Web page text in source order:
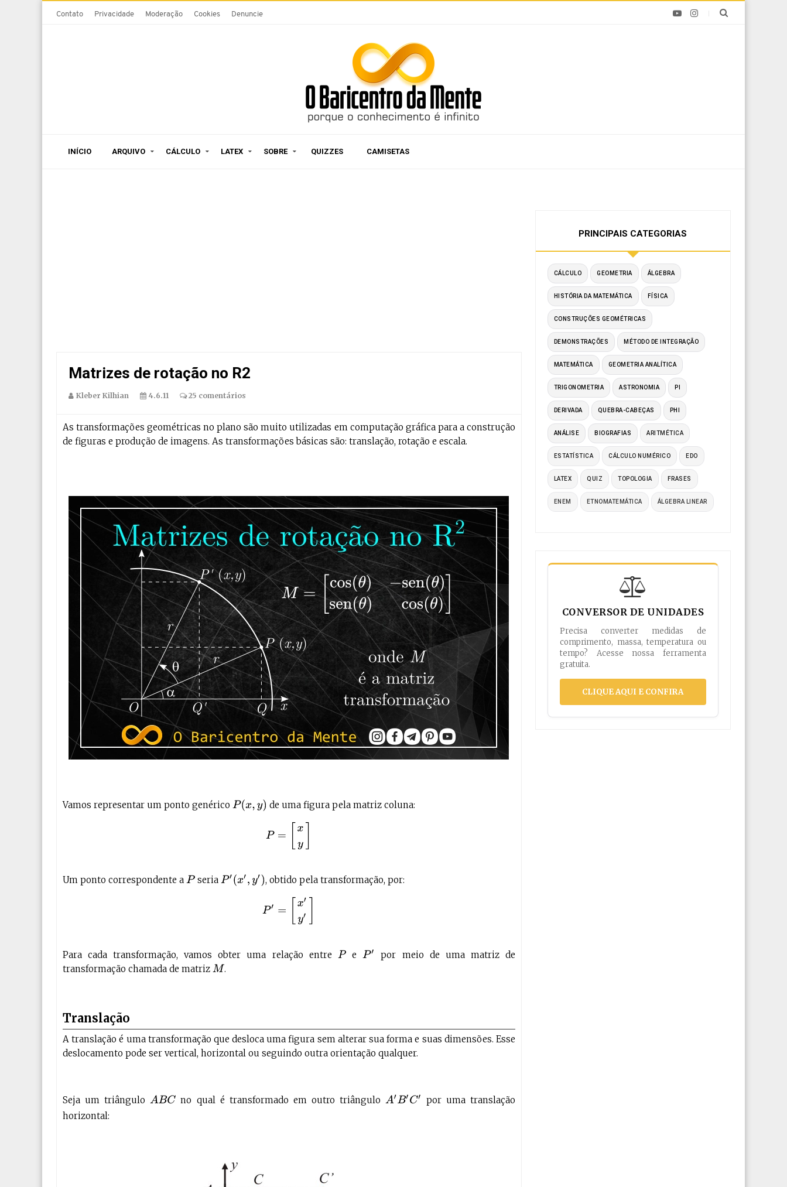
Contato Privacidade Moderação Cookies Denuncie
INÍCIO ARQUIVO CÁLCULO LATEX SOBRE QUIZZES CAMISETAS
Matrizes de rotação no R2
Kleber Kilhian 4.6.11 25 comentários
As transformações geométricas no plano são muito utilizadas em computação gráfica para a construção
de figuras e produção de imagens. As transformações básicas são: translação, rotação e escala.
Vamos representar um ponto genérico P(x,y)
de uma figura pela matriz coluna:
xy]
Um ponto correspondente a P seria P′(x′,y′ )
, obtido pela transformação, por:
P
x′y′]
Para cada transformação, vamos obter uma relação entre P eP′
por meio de uma matriz de
transformação chamada de matriz M .
Translação
A translação é uma transformação que desloca uma figura sem alterar sua forma e suas dimensões. Esse
deslocamento pode ser vertical, horizontal ou seguindo outra orientação qualquer.
Seja um triânguloABC no qual é transformado em outro triânguloA′B′C′
por uma translação
horizontal:
PRINCIPAIS CATEGORIAS
CÁLCULO GEOMETRIA ÁLGEBRA
HISTÓRIA DA MATEMÁTICA FÍSICA
CONSTRUÇÕES GEOMÉTRICAS
DEMONSTRAÇÕES MÉTODO DE INTEGRAÇÃO
MATEMÁTICA GEOMETRIA ANALÍTICA
TRIGONOMETRIA ASTRONOMIA PI
DERIVADA QUEBRA-CABEÇAS PHI
ANÁLISE BIOGRAFIAS ARITMÉTICA
ESTATÍSTICA CÁLCULO NUMÉRICO EDO
LATEX QUIZ TOPOLOGIA FRASES
ENEM ETNOMATEMÁTICA ÁLGEBRA LINEAR
CONVERSOR DE UNIDADES
Precisa converter medidas de
comprimento, massa, temperatura ou
tempo? Acesse nossa ferramenta
gratuita.
CLIQUE AQUI E CONFIRA